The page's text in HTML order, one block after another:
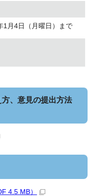
1月4日（月曜日）まで
、意見の提出方法
4.5 MB）